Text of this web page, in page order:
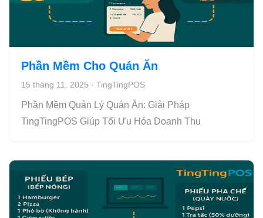
Phần Mềm Cho Quán Ăn
15 tháng 11, 2025 · TingTingPOS
Phần Mềm Quản Lý Quán Ăn: Giải Pháp
TingTingPOS Giúp Tối Ưu Hóa Doanh Thu